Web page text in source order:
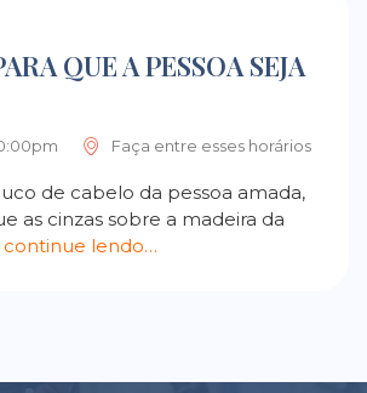
QUE A PESSOA SEJA
Faça entre esses horários
de cabelo da pessoa amada,
as cinzas sobre a madeira da
continue lendo…